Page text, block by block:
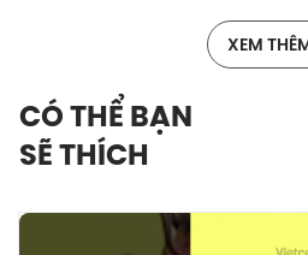
XEM
CÓ THỂ BẠN
SẼ THÍCH